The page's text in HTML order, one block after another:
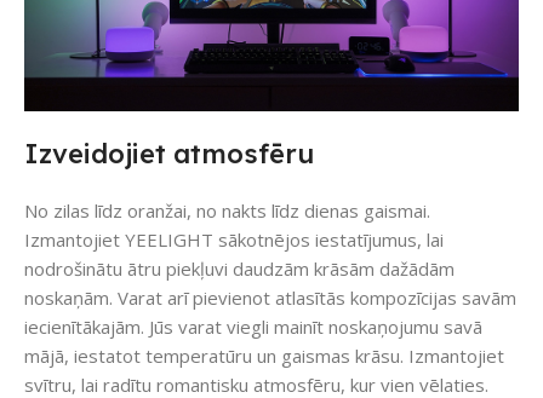
Izveidojiet atmosfēru
No zilas līdz oranžai, no nakts līdz dienas gaismai.
Izmantojiet YEELIGHT sākotnējos iestatījumus, lai
nodrošinātu ātru piekļuvi daudzām krāsām dažādām
noskaņām. Varat arī pievienot atlasītās kompozīcijas savām
iecienītākajām. Jūs varat viegli mainīt noskaņojumu savā
mājā, iestatot temperatūru un gaismas krāsu. Izmantojiet
svītru, lai radītu romantisku atmosfēru, kur vien vēlaties.